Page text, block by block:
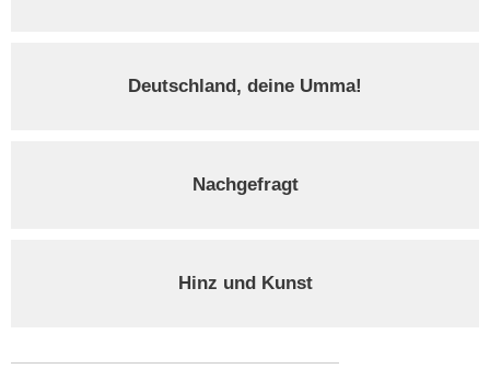
Deutschland, deine Umma!
Nachgefragt
Hinz und Kunst